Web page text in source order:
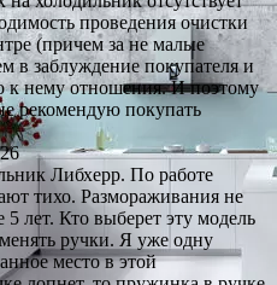
проведения очистки
(причем за не малые
в заблуждение покупателя и
к нему отношения. И поэтому
рекомендую покупать
Либхерр. По работе
тихо. Размораживания не
лет. Кто выберет эту модель
менять ручки. Я уже одну
место в этой